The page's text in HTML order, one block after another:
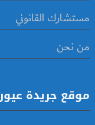
مستشارك القانوني
من نحن
موقع جريدة